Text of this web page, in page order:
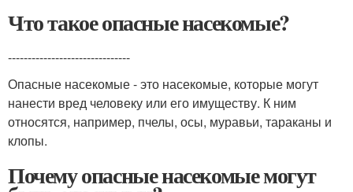
Что такое опасные насекомые?
-------------------------------
Опасные насекомые - это насекомые, которые могут
нанести вред человеку или его имуществу. К ним
относятся, например, пчелы, осы, муравьи, тараканы и
клопы.
Почему опасные насекомые могут